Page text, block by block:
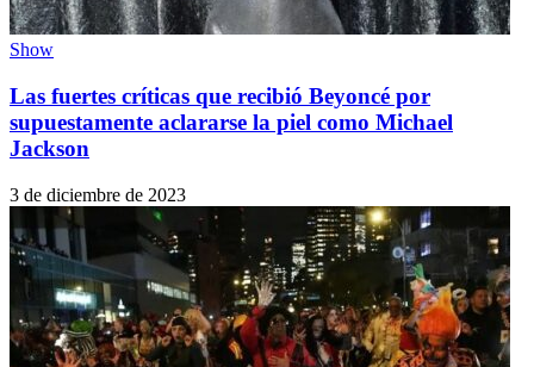
Show
Las fuertes críticas que recibió Beyoncé por
supuestamente aclararse la piel como Michael
Jackson
3 de diciembre de 2023